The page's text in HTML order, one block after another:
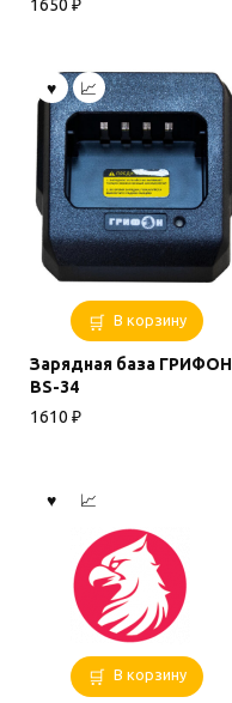
1650 ₽
В корзину
Зарядная база ГРИФОН
BS-34
1610 ₽
В корзину